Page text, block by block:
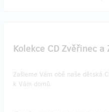
Kolekce CD Zvěřinec
Zašleme Vám obě naše dětská
k Vám domů.